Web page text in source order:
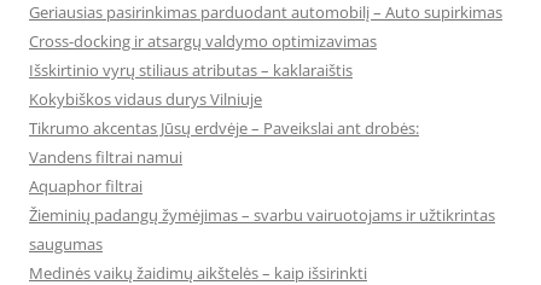
Geriausias pasirinkimas parduodant automobilį – Auto supirkimas
Cross-docking ir atsargų valdymo optimizavimas
Išskirtinio vyrų stiliaus atributas – kaklaraištis
Kokybiškos vidaus durys Vilniuje
Tikrumo akcentas Jūsų erdvėje – Paveikslai ant drobės:
Vandens filtrai namui
Aquaphor filtrai
Žieminių padangų žymėjimas – svarbu vairuotojams ir užtikrintas
saugumas
Medinės vaikų žaidimų aikštelės – kaip išsirinkti